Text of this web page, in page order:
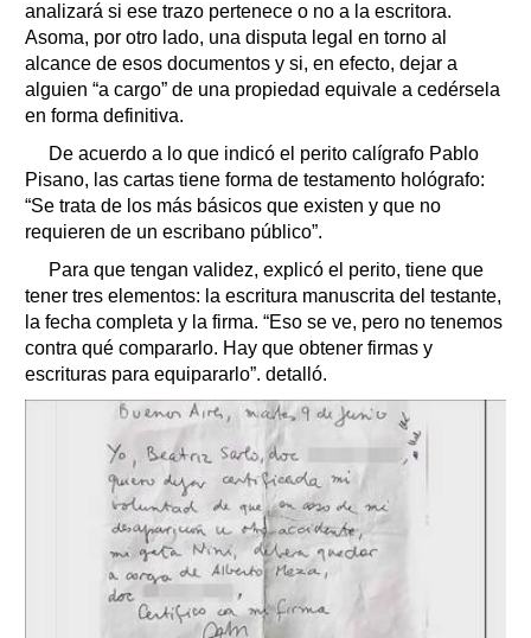
analizará si ese trazo pertenece o no a la escritora.
Asoma, por otro lado, una disputa legal en torno al
alcance de esos documentos y si, en efecto, dejar a
alguien “a cargo” de una propiedad equivale a cedérsela
en forma definitiva.
De acuerdo a lo que indicó el perito calígrafo Pablo
Pisano, las cartas tiene forma de testamento hológrafo:
“Se trata de los más básicos que existen y que no
requieren de un escribano público”.
Para que tengan validez, explicó el perito, tiene que
tener tres elementos: la escritura manuscrita del testante,
la fecha completa y la firma. “Eso se ve, pero no tenemos
contra qué compararlo. Hay que obtener firmas y
escrituras para equipararlo”. detalló.